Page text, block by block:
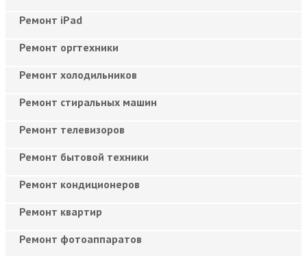
Ремонт iPad
Ремонт оргтехники
Ремонт холодильников
Ремонт стиральных машин
Ремонт телевизоров
Ремонт бытовой техники
Ремонт кондиционеров
Ремонт квартир
Ремонт фотоаппаратов